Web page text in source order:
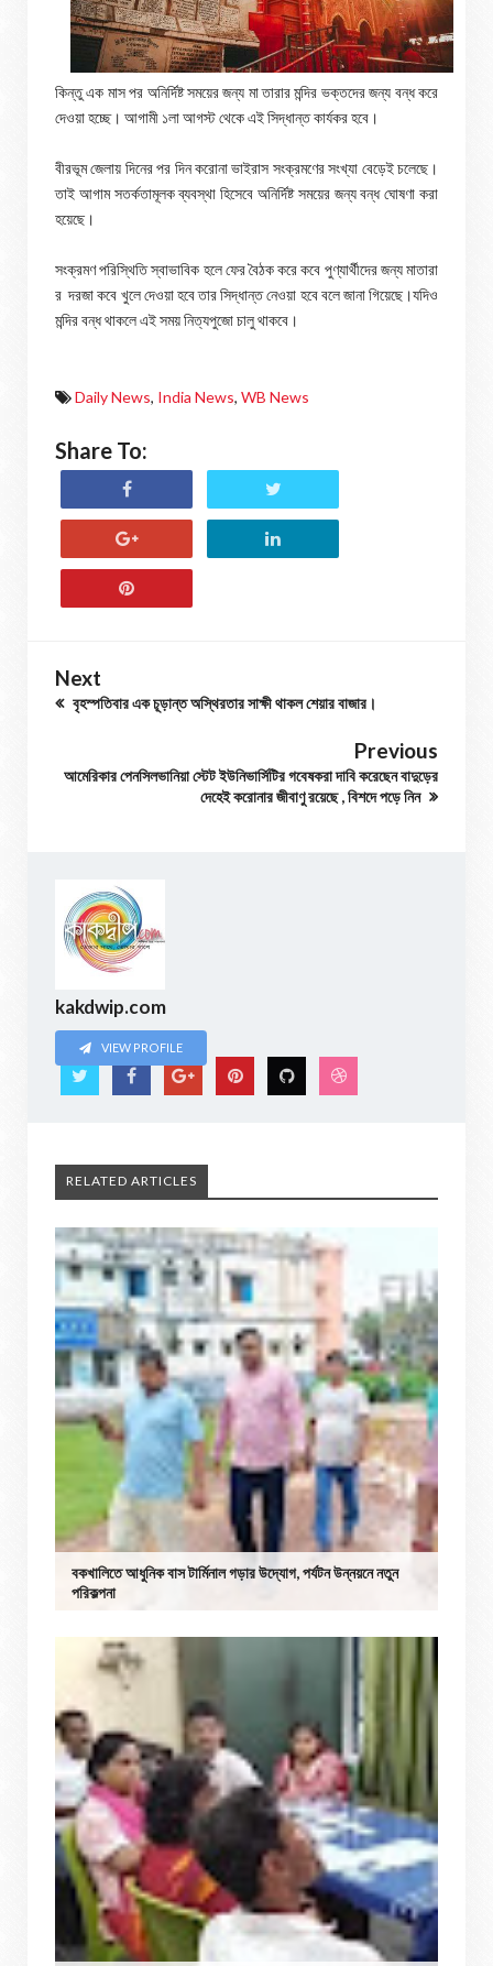
কিন্তু এক মাস পর অনির্দিষ্ট সময়ের জন্য মা তারার মন্দির ভক্তদের জন্য বন্ধ করে
দেওয়া হচ্ছে। আগামী ১লা আগস্ট থেকে এই সিদ্ধান্ত কার্যকর হবে।
বীরভূম জেলায় দিনের পর দিন করোনা ভাইরাস সংক্রমণের সংখ্যা বেড়েই চলেছে।
তাই আগাম সতর্কতামূলক ব্যবস্থা হিসেবে অনির্দিষ্ট সময়ের জন্য বন্ধ ঘোষণা করা
হয়েছে।
সংক্রমণ পরিস্থিতি স্বাভাবিক হলে ফের বৈঠক করে কবে পুণ্যার্থীদের জন্য মাতারা
র দরজা কবে খুলে দেওয়া হবে তার সিদ্ধান্ত নেওয়া হবে বলে জানা গিয়েছে।যদিও
মন্দির বন্ধ থাকলে এই সময় নিত্যপুজো চালু থাকবে।
Daily News, India News, WB News
Share To:
Next
বৃহস্পতিবার এক চূড়ান্ত অস্থিরতার সাক্ষী থাকল শেয়ার বাজার।
Previous
আমেরিকার পেনসিলভানিয়া স্টেট ইউনিভার্সিটির গবেষকরা দাবি করেছেন বাদুড়ের
দেহেই করোনার জীবাণু রয়েছে , বিশদে পড়ে নিন
kakdwip.com
VIEW PROFILE
RELATED ARTICLES
বকখালিতে আধুনিক বাস টার্মিনাল গড়ার উদ্যোগ, পর্যটন উন্নয়নে নতুন
পরিকল্পনা